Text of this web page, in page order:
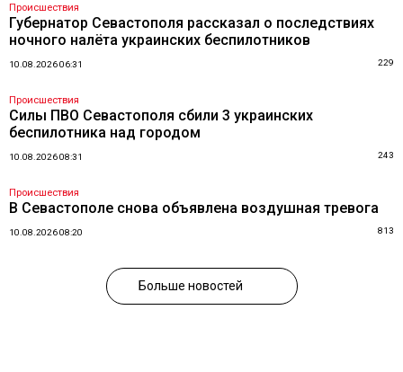
Происшествия
Губернатор Севастополя рассказал о последствиях
ночного налёта украинских беспилотников
10.08.2026 06:31 229
Происшествия
Силы ПВО Севастополя сбили 3 украинских
беспилотника над городом
10.08.2026 08:31 243
Происшествия
В Севастополе снова объявлена воздушная тревога
10.08.2026 08:20 813
Больше новостей